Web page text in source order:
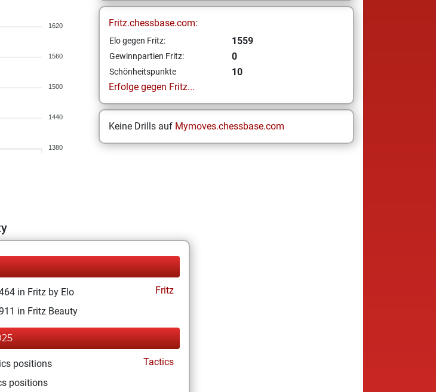
1620
1560
1500
1440
1380
Fritz.chessbase.com:
Elo gegen Fritz: 1559
Gewinnpartien Fritz: 0
Schönheitspunkte
10
Erfolge gegen Fritz...
Keine Drills auf Mymoves.chessbase.com
in Fritz by Elo
Fritz
in Fritz Beauty
positions
Tactics
positions